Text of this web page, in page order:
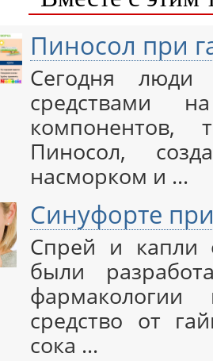
Пиносол при
Сегодня люди
средствами
компонентов,
Пиносол,
насморком и ...
Синуфорте
Спрей и капли
были
средство от
сока ...